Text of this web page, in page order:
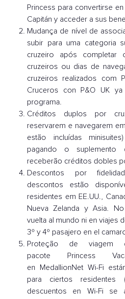
Princess para convertirse
Capitán y acceder a sus
Mudança de nível de
subir para uma categoria
cruzeiro após completar
cruzeiros ou dias de
cruzeiros realizados com
Cruceros con P&O UK
programa.
Créditos duplos por
reservarem e navegarem
estão incluídas
pagando o suplemento
receberão créditos dobles
Descontos por
descontos estão
residentes em EE.UU.,
Nueva Zelanda y Asia.
vuelta al mundo ni en viajes
3º y 4º pasajero en el
Proteção de viagem
pacote Princess
en MedallionNet Wi-Fi
para ciertos residentes
descuentos en Wi-Fi